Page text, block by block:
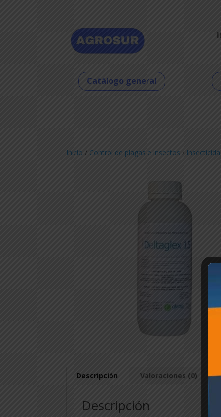
Catálogo general
Inicio / Control de plagas e insectos /
Descripción Valoraciones (0)
Descripción